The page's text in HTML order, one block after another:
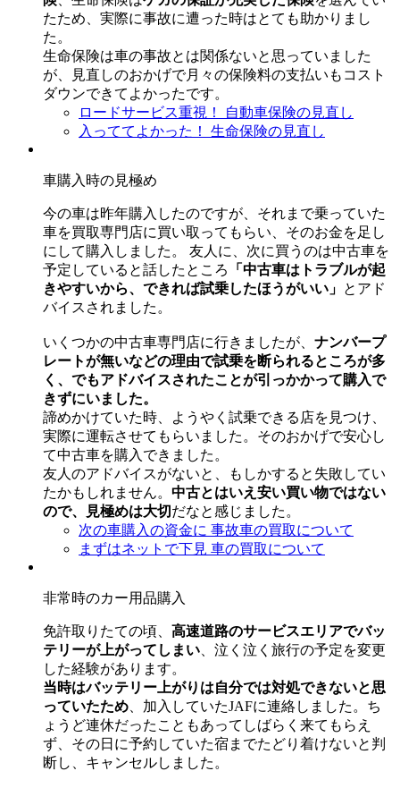
たため、実際に事故に遭った時はとても助かりまし
た。
生命保険は車の事故とは関係ないと思っていました
が、見直しのおかげで月々の保険料の支払いもコスト
ダウンできてよかったです。
ロードサービス重視！
自動車保険の見直し
入っててよかった！
生命保険の見直し
車購入時の見極め
今の車は昨年購入したのですが、それまで乗っていた
車を買取専門店に買い取ってもらい、そのお金を足し
にして購入しました。 友人に、次に買うのは中古車を
予定していると話したところ
「中古車はトラブルが起
きやすいから、できれば試乗したほうがいい」 とアド
バイスされました。
いくつかの中古車専門店に行きましたが、 ナンバープ
レートが無いなどの理由で試乗を断られるところが多
く、でもアドバイスされたことが引っかかって購入で
きずにいました。
諦めかけていた時、ようやく試乗できる店を見つけ、
実際に運転させてもらいました。そのおかげで安心し
て中古車を購入できました。
友人のアドバイスがないと、もしかすると失敗してい
たかもしれません。 中古とはいえ安い買い物ではない
ので、見極めは大切だなと感じました。
次の車購入の資金に 事故車の買取について
まずはネットで下見 車の買取について
非常時のカー用品購入
免許取りたての頃、 高速道路のサービスエリアでバッ
テリーが上がってしまい 、泣く泣く旅行の予定を変更
した経験があります。
当時はバッテリー上がりは自分では対処できないと思
っていたため 、加入していたJAFに連絡しました。ち
ょうど連休だったこともあってしばらく来てもらえ
ず、その日に予約していた宿までたどり着けないと判
断し、キャンセルしました。